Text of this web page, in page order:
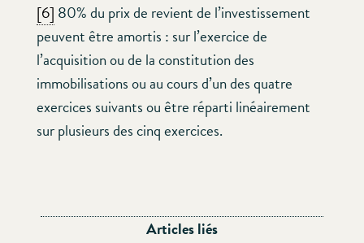
[6] 80% du prix de revient de l’investissement
peuvent être amortis : sur l’exercice de
l’acquisition ou de la constitution des
immobilisations ou au cours d’un des quatre
exercices suivants ou être réparti linéairement
sur plusieurs des cinq exercices.
Articles liés